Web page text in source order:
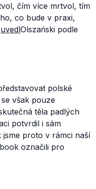
čím více mrtvol, tím
co bude v praxi,
uvedlOlszański podle
polské
však pouze
těla padlých
potvrdil i sám
proto v rámci naší
označili pro